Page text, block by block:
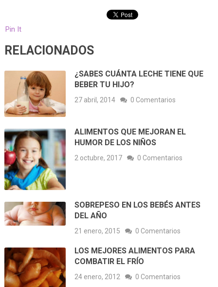
Pin It
RELACIONADOS
¿SABES CUÁNTA LECHE TIENE QUE
BEBER TU HIJO?
27 abril, 2014 0 Comentarios
ALIMENTOS QUE MEJORAN EL
HUMOR DE LOS NIÑOS
2 octubre, 2017 0 Comentarios
SOBREPESO EN LOS BEBÉS ANTES
DEL AÑO
21 enero, 2015 0 Comentarios
LOS MEJORES ALIMENTOS PARA
COMBATIR EL FRÍO
24 enero, 2012 0 Comentarios